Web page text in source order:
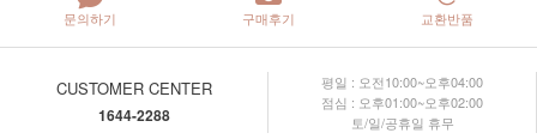
문의하기 구매후기 교환반품
CUSTOMER CENTER
1644-2288
평일 : 오전10:00~오후04:00
점심 : 오후01:00~오후02:00
토/일/공휴일 휴무